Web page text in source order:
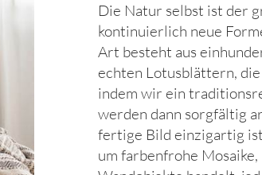
Die Natur selbst ist der
kontinuierlich neue
Art besteht aus
echten Lotusblättern,
indem wir ein
werden dann sorgfältig
fertige Bild einzigartig
um farbenfrohe